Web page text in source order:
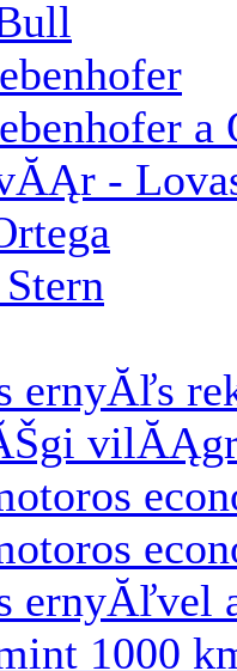
-
ernyĂľs
ernyĂľvel
1000